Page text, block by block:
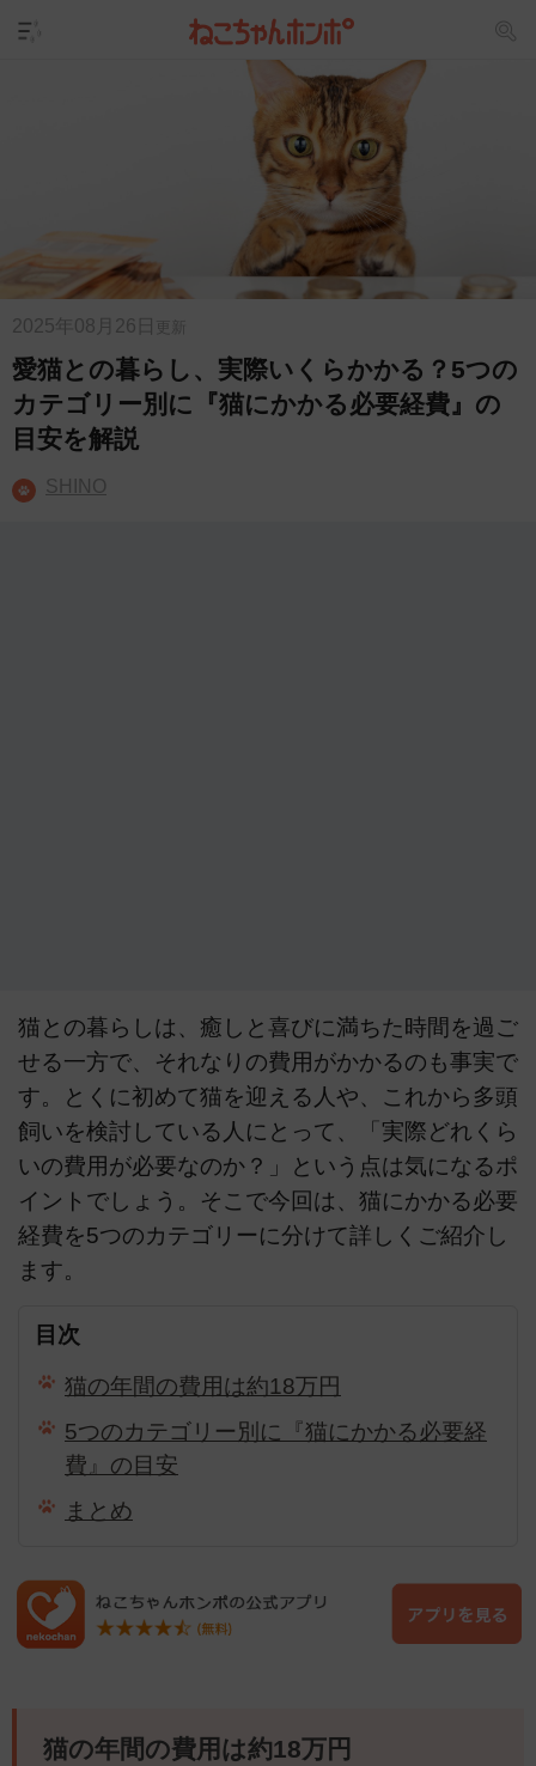
2025年08月26日 更新
愛猫との暮らし、実際いくらかかる？5つの
カテゴリー別に『猫にかかる必要経費』の
目安を解説
SHINO
猫との暮らしは、癒しと喜びに満ちた時間を過ご
せる一方で、それなりの費用がかかるのも事実で
す。とくに初めて猫を迎える人や、これから多頭
飼いを検討している人にとって、「実際どれくら
いの費用が必要なのか？」という点は気になるポ
イントでしょう。そこで今回は、猫にかかる必要
経費を5つのカテゴリーに分けて詳しくご紹介し
ます。
目次
猫の年間の費用は約18万円
5つのカテゴリー別に『猫にかかる必要経
費』の目安
まとめ
猫の年間の費用は約18万円